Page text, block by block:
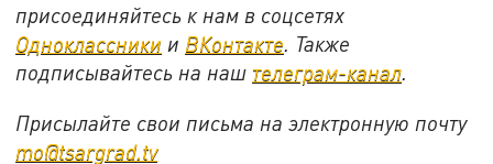
присоединяйтесь к нам в соцсетях
Одноклассники и ВКонтакте. Также
подписывайтесь на наш телеграм-канал.
Присылайте свои письма на электронную почту
mo@tsargrad.tv